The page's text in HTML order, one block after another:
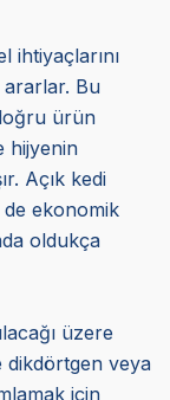
ihtiyaçlarını
Bu
ürün
hijyenin
Açık kedi
de ekonomik
oldukça
üzere
dikdörtgen veya
için